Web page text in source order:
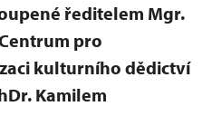
ředitelem Mgr.
pro
kulturního dědictví
Kamilem